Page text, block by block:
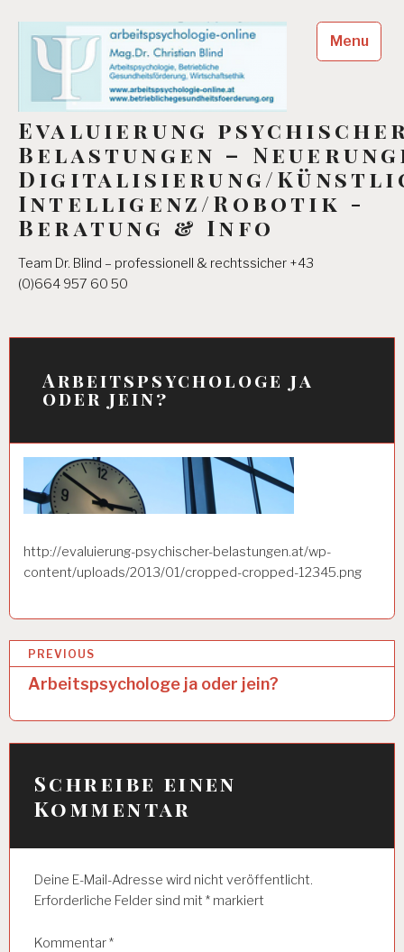
content
Evaluierung
Belastungen –
Digitalisierung/
Intelligenz/Robotik -
Beratung & Info
Team Dr. Blind – professionell & rechtssicher +43
(0)664 957 60 50
Menu
Arbeitspsychologe ja
oder jein?
http://evaluierung-psychischer-belastungen.at/wp-
content/uploads/2013/01/cropped-cropped-12345.png
B
i
t
PREVIOUS
Arbeitspsychologe ja oder jein?
Schreibe einen
Kommentar
Deine E-Mail-Adresse wird nicht veröffentlicht.
Erforderliche Felder sind mit * markiert
Kommentar*